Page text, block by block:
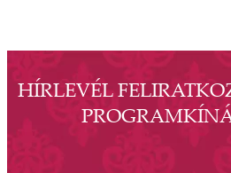
HÍRLEVÉL